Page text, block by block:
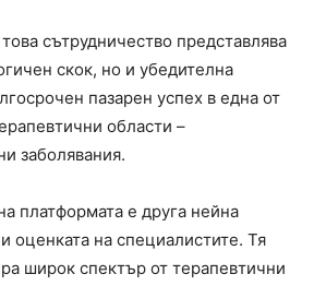
сътрудничество представлява
скок, но и убедителна
пазарен успех в една от
области –
заболявания.
платформата е друга нейна
оценката на специалистите. Тя
широк спектър от терапевтични